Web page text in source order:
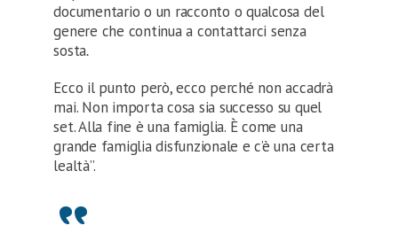
documentario o un racconto o qualcosa del
genere che continua a contattarci senza
sosta.
Ecco il punto però, ecco perché non accadrà
mai. Non importa cosa sia successo su quel
set. Alla fine è una famiglia. È come una
grande famiglia disfunzionale e c’è una certa
lealtà”.